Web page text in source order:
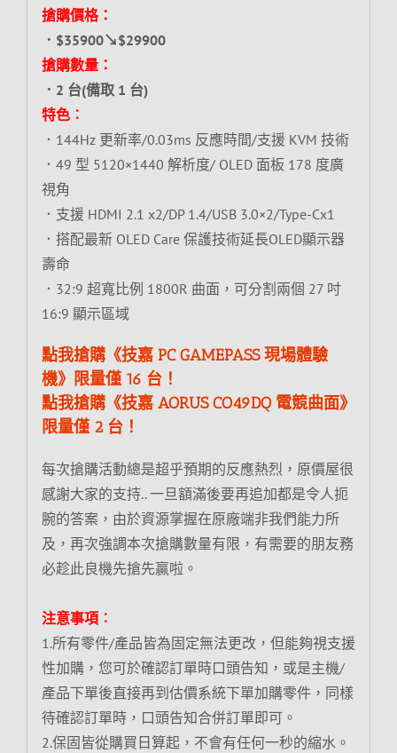
搶購價格：
．$35900↘$29900
搶購數量：
．2 台(備取 1 台)
特色︰
．144Hz 更新率/0.03ms 反應時間/支援 KVM 技術
．49 型 5120×1440 解析度/ OLED 面板 178 度廣
視角
．支援 HDMI 2.1 x2/DP 1.4/USB 3.0×2/Type-Cx1
．搭配最新 OLED Care 保護技術延長OLED顯示器
壽命
．32:9 超寬比例 1800R 曲面，可分割兩個 27 吋
16:9 顯示區域
點我搶購《技嘉 PC GAMEPASS 現場體驗
機》限量僅 16 台！
點我搶購《技嘉 AORUS CO49DQ 電競曲面》
限量僅 2 台！
每次搶購活動總是超乎預期的反應熱烈，原價屋很
感謝大家的支持.. 一旦額滿後要再追加都是令人扼
腕的答案，由於資源掌握在原廠端非我們能力所
及，再次強調本次搶購數量有限，有需要的朋友務
必趁此良機先搶先贏啦。
注意事項︰
1.所有零件/產品皆為固定無法更改，但能夠視支援
性加購，您可於確認訂單時口頭告知，或是主機/
產品下單後直接再到估價系統下單加購零件，同樣
待確認訂單時，口頭告知合併訂單即可。
2.保固皆從購買日算起，不會有任何一秒的縮水。